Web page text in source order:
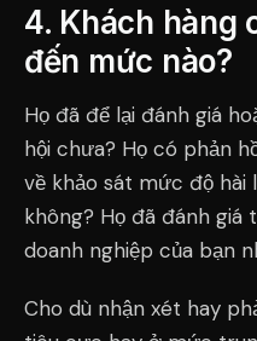
4. Khách hàng
đến mức nào?
Họ đã để lại đánh giá
hội chưa? Họ có phản
về khảo sát mức độ hài
không? Họ đã đánh giá
doanh nghiệp của bạn
Cho dù nhận xét hay